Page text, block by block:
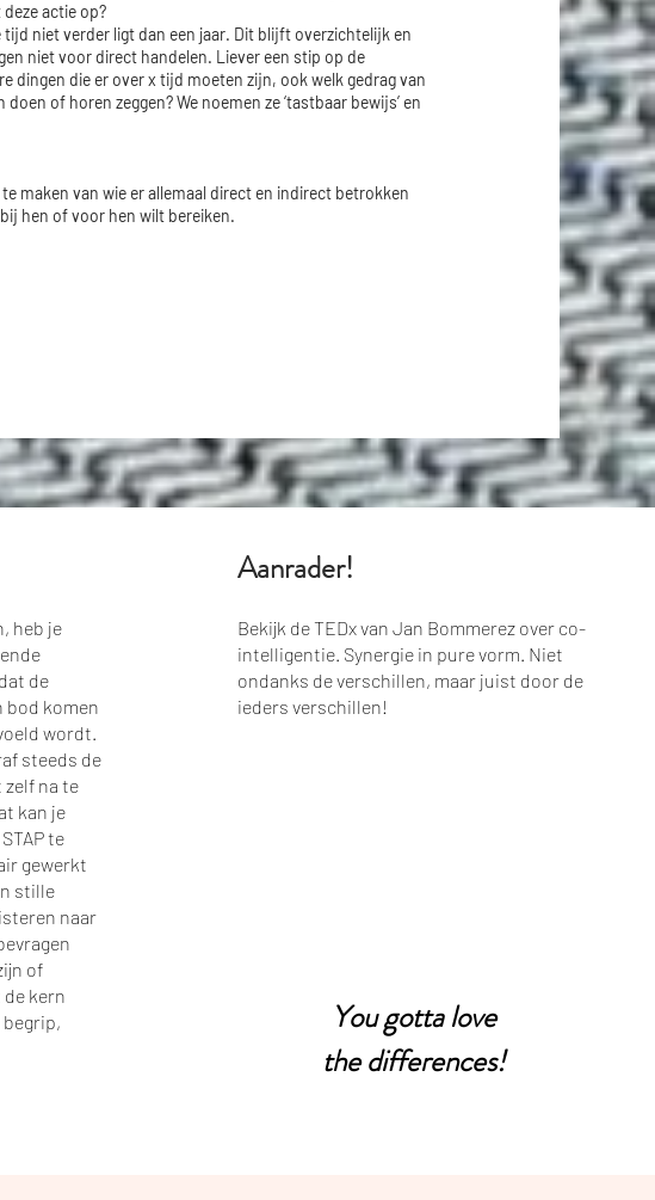
deze actie op?
tijd niet verder ligt dan een jaar. Dit blijft overzichtelijk en
niet voor direct handelen. Liever een stip op de
dingen die er over x tijd moeten zijn, ook welk gedrag van
of horen zeggen? We noemen ze ‘tastbaar bewijs’ en
maken van wie er allemaal direct en indirect betrokken
hen of voor hen wilt bereiken.
heb je
de
bod komen
wordt.
steeds de
zelf na te
kan je
te
gewerkt
stille
naar
of
kern
Aanrader!
Bekijk de TEDx van Jan Bommerez over co-
intelligentie. Synergie in pure vorm. Niet
ondanks de verschillen, maar juist door de
ieders verschillen!
You gotta love
the differences!